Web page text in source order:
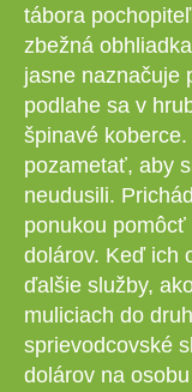
tábora
zbežná
jasne naznačuje
podlahe sa v
špinavé
pozametať, aby
neudusili.
ponukou
dolárov. Keď ich
ďalšie služby,
muliciach do
sprievodcovské
dolárov na